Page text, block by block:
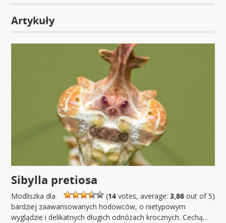
Artykuły
Sibylla pretiosa
(14votes, average: 3,86out of 5)
Modliszka dla
bardziej zaawansowanych hodowców, o nietypowym
wyglądzie i delikatnych długich odnóżach krocznych. Cechą…